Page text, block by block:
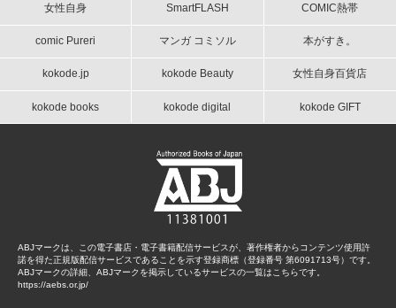
女性自身 SmartFLASH COMIC熱帯
comic Pureri マンガ コミソル 本がすき。
kokode.jp kokode Beauty 女性自身百貨店
kokode books kokode digital kokode GIFT
ABJマークは、この電子書店・電子書籍配信サービスが、著作権者からコンテンツ使用許
諾を得た正規版配信サービスであることを示す登録商標（登録番号 第6091713号）です。
ABJマークの詳細、ABJマークを掲示しているサービスの一覧はこちらです。
https://aebs.or.jp/